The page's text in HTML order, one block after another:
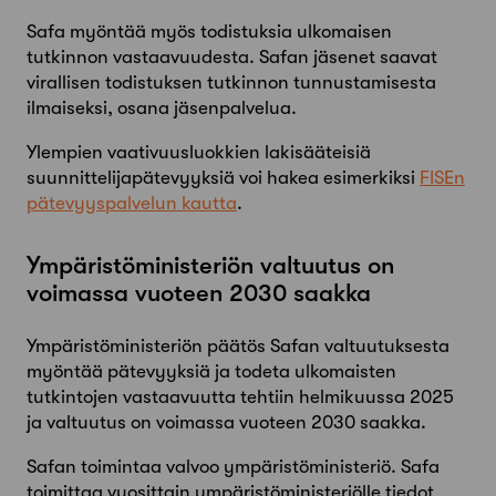
Safa myöntää myös todistuksia ulkomaisen
tutkinnon vastaavuudesta. Safan jäsenet saavat
virallisen todistuksen tutkinnon tunnustamisesta
ilmaiseksi, osana jäsenpalvelua.
Ylempien vaativuusluokkien lakisääteisiä
suunnittelijapätevyyksiä voi hakea esimerkiksi FISEn
pätevyyspalvelun kautta.
Ympäristöministeriön valtuutus on
voimassa vuoteen 2030 saakka
Ympäristöministeriön päätös Safan valtuutuksesta
myöntää pätevyyksiä ja todeta ulkomaisten
tutkintojen vastaavuutta tehtiin helmikuussa 2025
ja valtuutus on voimassa vuoteen 2030 saakka.
Safan toimintaa valvoo ympäristöministeriö. Safa